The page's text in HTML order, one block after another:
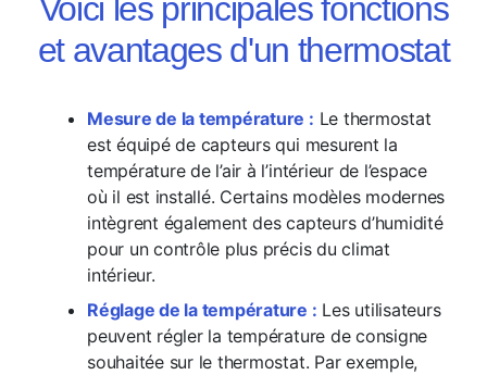
Voici les principales fonctions
et avantages d'un thermostat
Mesure de la température : Le thermostat
est équipé de capteurs qui mesurent la
température de l’air à l’intérieur de l’espace
où il est installé. Certains modèles modernes
intègrent également des capteurs d’humidité
pour un contrôle plus précis du climat
intérieur.
Réglage de la température : Les utilisateurs
peuvent régler la température de consigne
souhaitée sur le thermostat. Par exemple,